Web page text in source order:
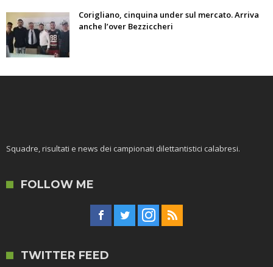
Corigliano, cinquina under sul mercato. Arriva
anche l’over Bezziccheri
Squadre, risultati e news dei campionati dilettantistici calabresi.
FOLLOW ME
TWITTER FEED